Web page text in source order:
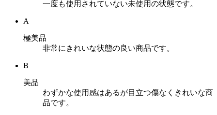
一度も使用されていない未使用の状態です。
A
極美品
非常にきれいな状態の良い商品です。
B
美品
わずかな使用感はあるが目立つ傷なくきれいな商
品です。